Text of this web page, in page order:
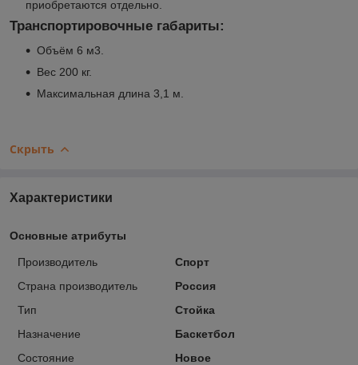
приобретаются отдельно.
Транспортировочные габариты:
Объём 6 м3.
Вес 200 кг.
Максимальная длина 3,1 м.
Скрыть
Характеристики
Основные атрибуты
Производитель
Спорт
Страна производитель
Россия
Тип
Стойка
Назначение
Баскетбол
Состояние
Новое